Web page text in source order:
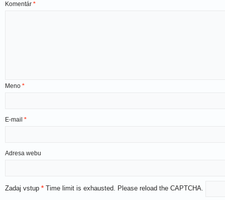
Komentár *
Meno *
E-mail *
Adresa webu
Zadaj vstup * Time limit is exhausted. Please reload the CAPTCHA.